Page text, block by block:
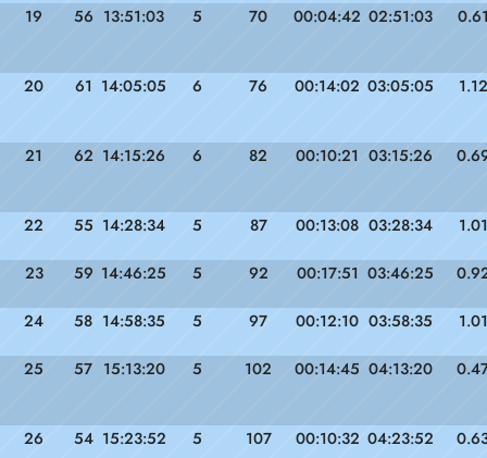
19 56 13:51:03 5 70 00:04:42 02:51:03
20 61 14:05:05 6 76 00:14:02 03:05:05 1.12
21 62 14:15:26 6 82 00:10:21 03:15:26
22 55 14:28:34 5 87 00:13:08 03:28:34 1.01
23 59 14:46:25 5 92 00:17:51 03:46:25
24 58 14:58:35 5 97 00:12:10 03:58:35 1.01
25 57 15:13:20 5 102 00:14:45 04:13:20
26 54 15:23:52 5 107 00:10:32 04:23:52